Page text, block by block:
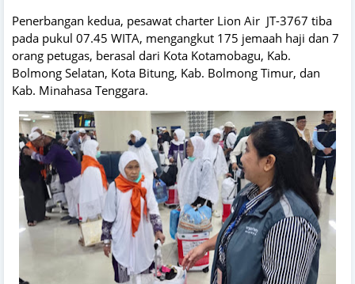
Penerbangan kedua, pesawat charter Lion Air JT-3767 tiba
pada pukul 07.45 WITA, mengangkut 175 jemaah haji dan 7
orang petugas, berasal dari Kota Kotamobagu, Kab.
Bolmong Selatan, Kota Bitung, Kab. Bolmong Timur, dan
Kab. Minahasa Tenggara.